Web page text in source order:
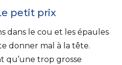
petit prix
dans le cou et les épaules
donner mal à la tête.
qu’une trop grosse